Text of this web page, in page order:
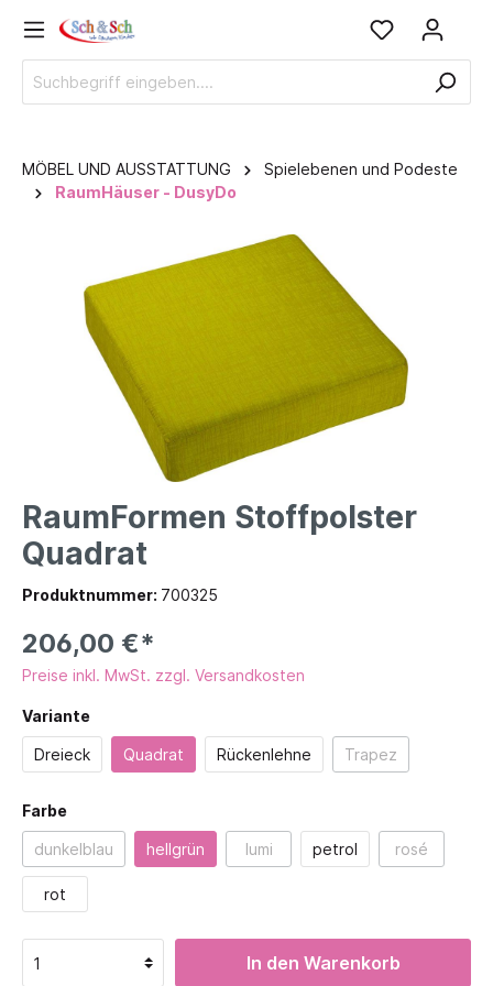
MÖBEL UND AUSSTATTUNG
Spielebenen und Podeste
RaumHäuser - DusyDo
RaumFormen Stoffpolster
Quadrat
Produktnummer: 700325
206,00 €*
Preise inkl. MwSt. zzgl. Versandkosten
Variante
Dreieck Quadrat Rückenlehne Trapez
Farbe
dunkelblau hellgrün lumi petrol rosé
rot
In den Warenkorb